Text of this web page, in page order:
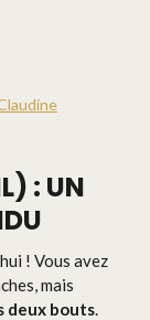
: UN
! Vous avez
mais
deux bouts